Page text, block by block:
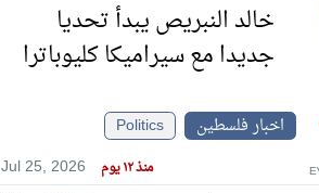
خالد النبريص يبدأ تحديا
جديدا مع سيراميكا كليوباترا
اخبار فلسطين
Politics
Jul 25, 2026
منذ ١٢ يوم